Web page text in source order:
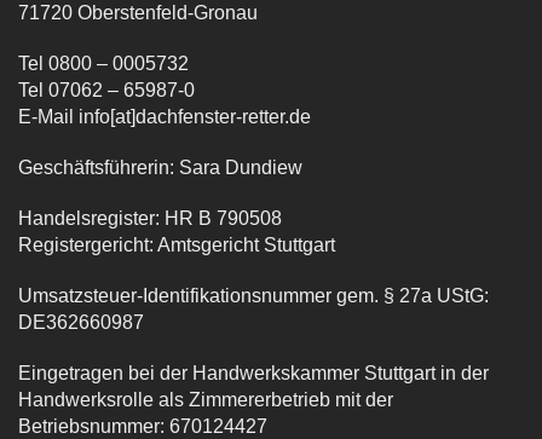
71720 Oberstenfeld-Gronau
Tel 0800 – 0005732
Tel 07062 – 65987-0
E-Mail info[at]dachfenster-retter.de
Geschäftsführerin: Sara Dundiew
Handelsregister: HR B 790508
Registergericht: Amtsgericht Stuttgart
Umsatzsteuer-Identifikationsnummer gem. § 27a UStG:
DE362660987
Eingetragen bei der Handwerkskammer Stuttgart in der
Handwerksrolle als Zimmererbetrieb mit der
Betriebsnummer: 670124427